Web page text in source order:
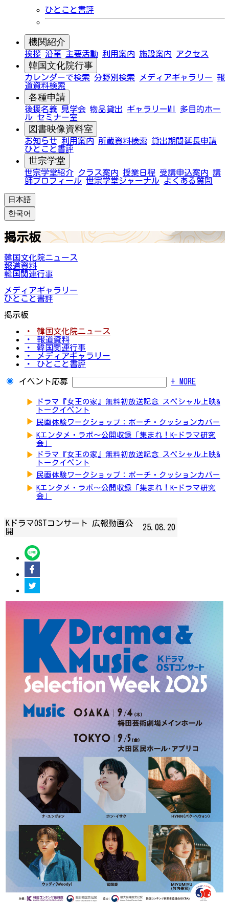
ひとこと書評
機関紹介
挨拶 沿革 主要活動 利用案内 施設案内 アクセス
韓国文化院行事
カレンダーで検索 分野別検索 メディアギャラリー 報
道資料検索
各種申請
後援名義 見学会 物品貸出 ギャラリーMI
多目的ホー
ル セミナー室
図書映像資料室
お知らせ 利用案内 所蔵資料検索
貸出期間延長申請
ひとこと書評
世宗学堂
世宗学堂紹介 クラス案内 授業日程 受講申込案内 講
師プロフィール 世宗学堂ジャーナル よくある質問
日本語
한국어
掲示板
韓国文化院ニュース
報道資料
韓国関連行事
メディアギャラリー
ひとこと書評
掲示板
・ 韓国文化院ニュース
・ 報道資料
・ 韓国関連行事
・ メディアギャラリー
・ ひとこと書評
イベント応募 + MORE
▶
ドラマ『女王の家』無料初放送記念 スペシャル上映&
トークイベント
▶ 民画体験ワークショップ：ポーチ・クッションカバー
▶ Kエンタメ・ラボ～公開収録「集まれ！K-ドラマ研究
会」
▶
ドラマ『女王の家』無料初放送記念 スペシャル上映&
トークイベント
▶ 民画体験ワークショップ：ポーチ・クッションカバー
▶ Kエンタメ・ラボ～公開収録「集まれ！K-ドラマ研究
会」
KドラマOSTコンサート 広報動画公
開
25.08.20